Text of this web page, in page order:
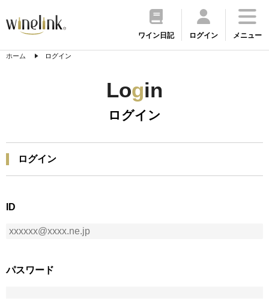
ワイン日記 ログイン メニュー
ホーム ログイン
Login
ログイン
ログイン
ID
パスワード